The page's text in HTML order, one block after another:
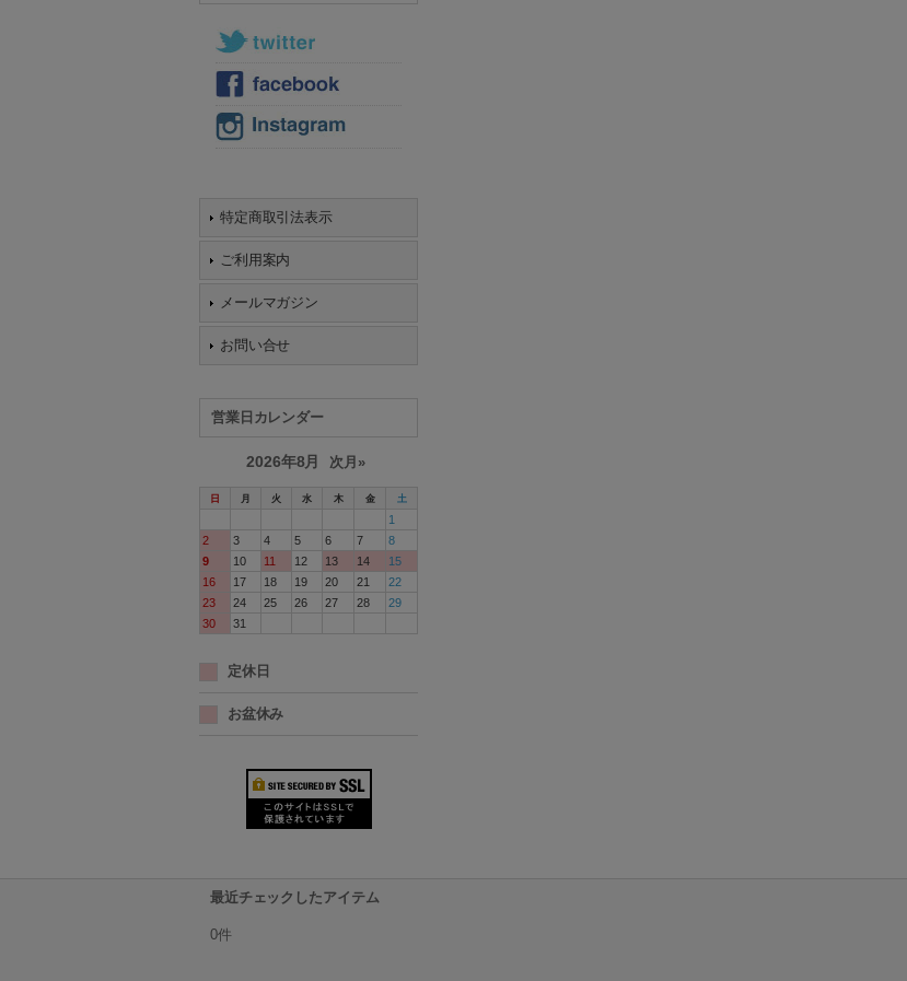
特定商取引法表示
ご利用案内
メールマガジン
お問い合せ
営業日カレンダー
2026年8月 次月»
日 月 火 水 木 金 土
1
2
3 4 5 6 7
8
9
10 11 12 13 14
15
16
17 18 19 20 21
22
23
24 25 26 27 28
29
30
31
定休日
お盆休み
最近チェックしたアイテム
0件